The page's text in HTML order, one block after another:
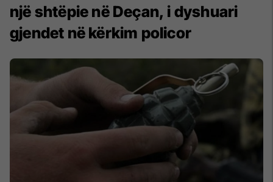
një shtëpie në Deçan, i dyshuari
gjendet në kërkim policor